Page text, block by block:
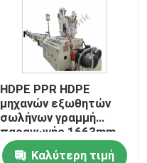
HDPE PPR HDPE
μηχανών εξωθητών
σωλήνων γραμμή
παραγωγής 1663mm
σωλήνων
Καλύτερη τιμή